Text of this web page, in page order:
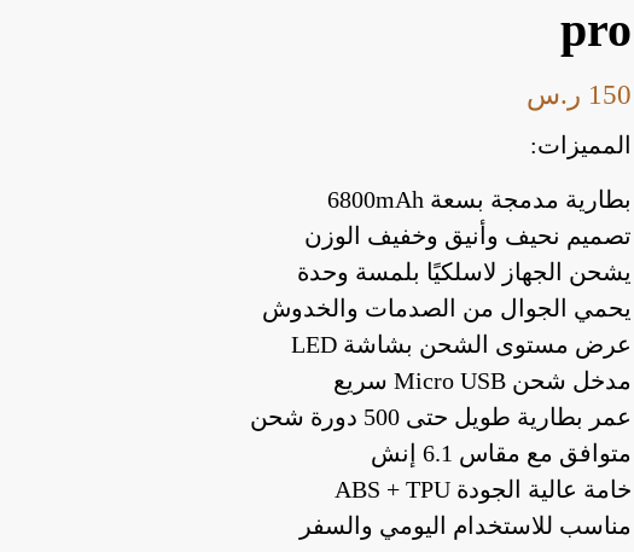
pro
150 ر.س
المميزات:
بطارية مدمجة بسعة 6800mAh
تصميم نحيف وأنيق وخفيف الوزن
يشحن الجهاز لاسلكيًا بلمسة وحدة
يحمي الجوال من الصدمات والخدوش
عرض مستوى الشحن بشاشة LED
مدخل شحن Micro USB سريع
عمر بطارية طويل حتى 500 دورة شحن
متوافق مع مقاس 6.1 إنش
خامة عالية الجودة ABS + TPU
مناسب للاستخدام اليومي والسفر